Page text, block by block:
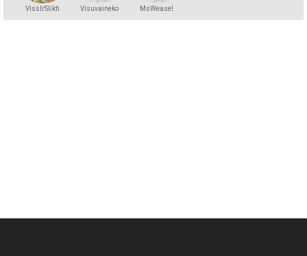
VissIrSlikti Visuvaineko MsWeasel